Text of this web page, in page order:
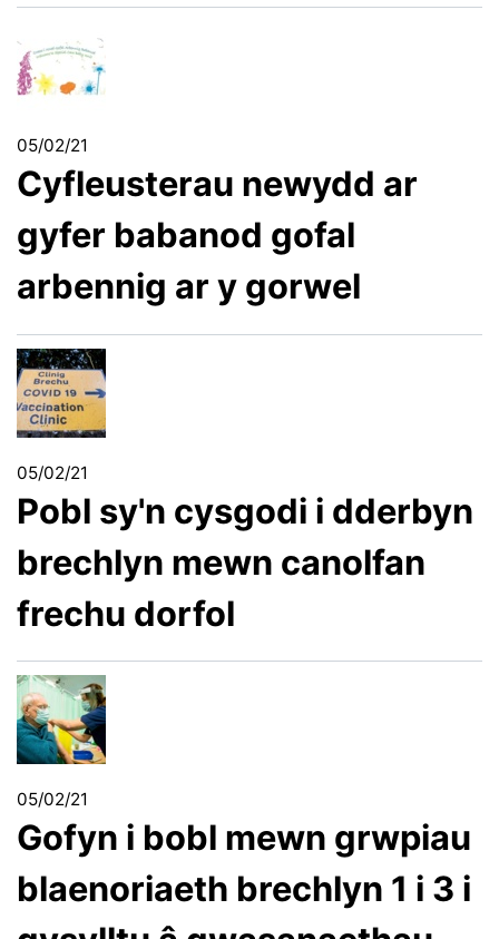
05/02/21
Cyfleusterau newydd ar
gyfer babanod gofal
arbennig ar y gorwel
05/02/21
Pobl sy'n cysgodi i dderbyn
brechlyn mewn canolfan
frechu dorfol
05/02/21
Gofyn i bobl mewn grwpiau
blaenoriaeth brechlyn 1 i 3 i